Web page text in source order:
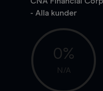
- Alla kunder
0%
N/A